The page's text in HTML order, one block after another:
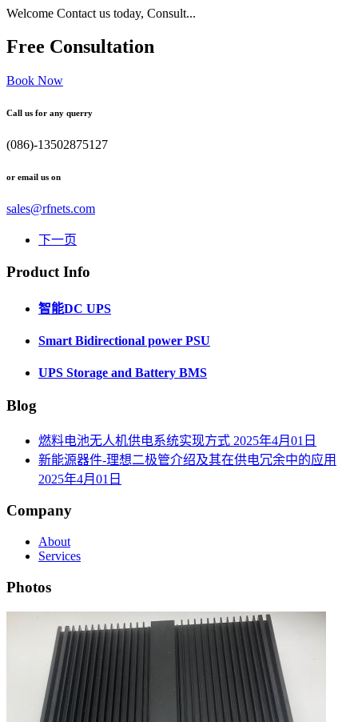
Welcome Contact us today, Consult...
Free Consultation
Book Now
Call us for any querry
(086)-13502875127
or email us on
sales@rfnets.com
下一页
Product Info
智能DC UPS
Smart Bidirectional power PSU
UPS Storage and Battery BMS
Blog
燃料电池无人机供电系统实现方式 2025年4月01日
新能源器件-理想二极管介绍及其在供电冗余中的应用
2025年4月01日
Company
About
Services
Photos